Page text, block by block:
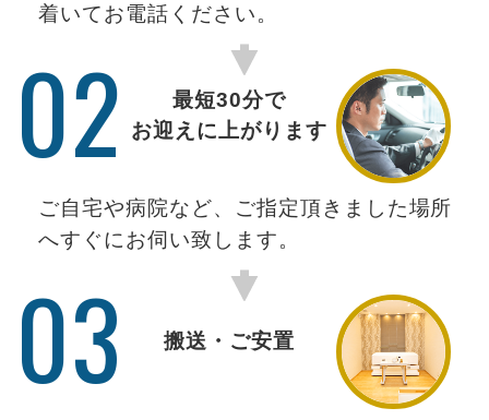
着いてお電話ください。
02
最短30分で
お迎えに上がります
ご自宅や病院など、ご指定頂きました場所
へすぐにお伺い致します。
03 搬送・ご安置